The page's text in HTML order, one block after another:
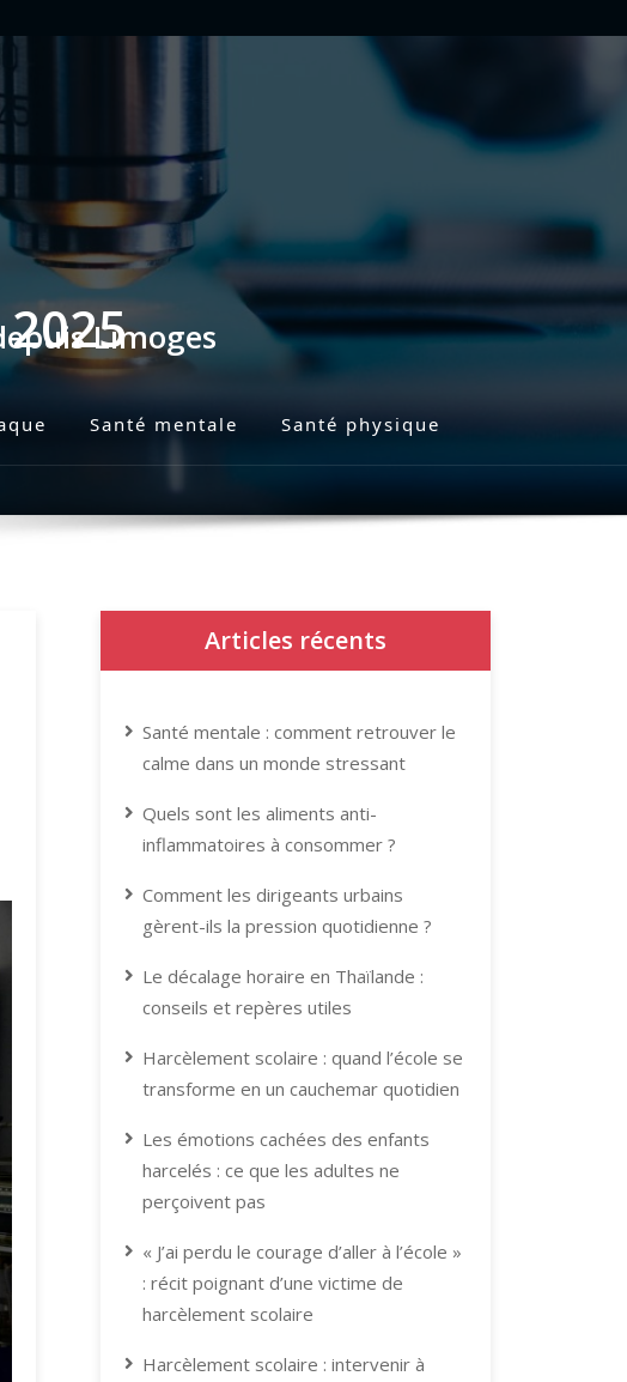
Limoges
Santé mentale Santé physique
Articles récents
Santé mentale : comment retrouver le
calme dans un monde stressant
Quels sont les aliments anti-
inflammatoires à consommer ?
Comment les dirigeants urbains
gèrent-ils la pression quotidienne ?
Le décalage horaire en Thaïlande :
conseils et repères utiles
Harcèlement scolaire : quand l’école se
transforme en un cauchemar quotidien
Les émotions cachées des enfants
harcelés : ce que les adultes ne
perçoivent pas
« J’ai perdu le courage d’aller à l’école »
: récit poignant d’une victime de
harcèlement scolaire
Harcèlement scolaire : intervenir à